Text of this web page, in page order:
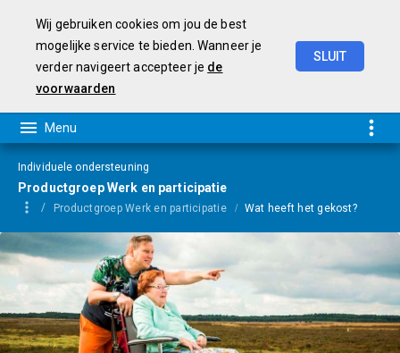
Wij gebruiken cookies om jou de best
mogelijke service te bieden. Wanneer je
verder navigeert accepteer je de
voorwaarden
SLUIT
Individuele ondersteuning
Productgroep Werk en participatie
Productgroep Werk en participatie Wat heeft het gekost?